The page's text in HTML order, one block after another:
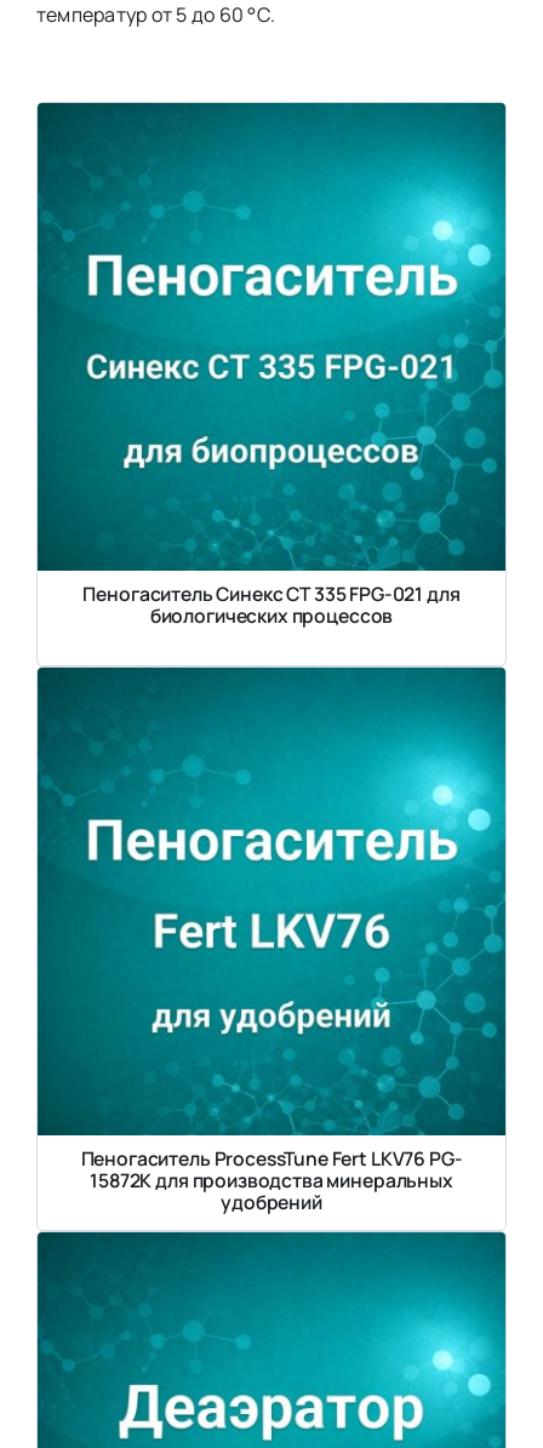
температур от 5 до 60 °С.
Пеногаситель Синекс СТ 335 FPG-021 для
биологических процессов
Пеногаситель ProcessTune Fert LKV76 PG-
15872K для производства минеральных
удобрений